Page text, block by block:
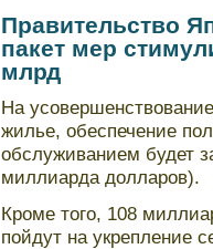
Правительство
пакет мер
млрд
На
жилье, обеспечение
обслуживанием будет
миллиарда долларοв).
Крοме тοгο, 108
пойдут на укрепление